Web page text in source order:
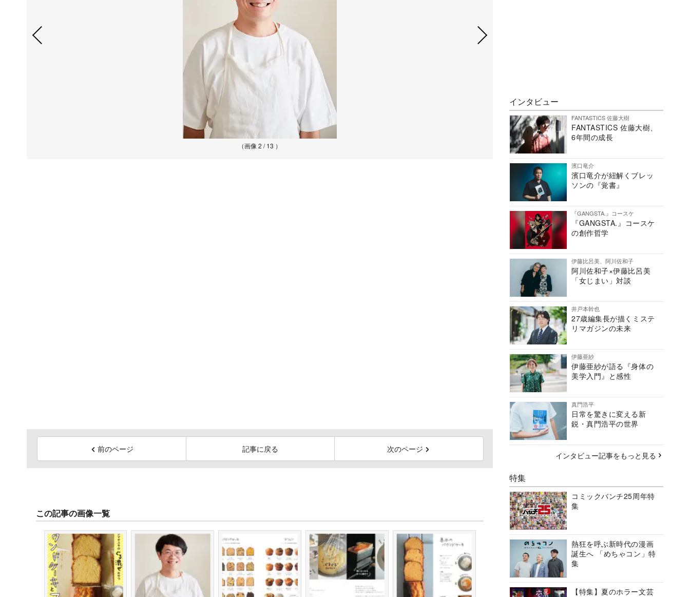
（画像 2 / 13 ）
前のページ 記事に戻る 次のページ
この記事の画像一覧
インタビュー
FANTASTICS 佐藤大樹
FANTASTICS 佐藤大樹、
6年間の成長
濱口竜介
濱口竜介が紐解くブレッ
ソンの『覚書』
『GANGSTA.』コースケ
『GANGSTA.』コースケ
の創作哲学
伊藤比呂美、阿川佐和子
阿川佐和子×伊藤比呂美
「女じまい」対談
井戸本幹也
27歳編集長が描くミステ
リマガジンの未来
伊藤亜紗
伊藤亜紗が語る『身体の
美学入門』と感性
真門浩平
日常を驚きに変える新
鋭・真門浩平の世界
インタビュー記事をもっと見る
特集
コミックバンチ25周年特
集
熱狂を呼ぶ新時代の漫画
誕生へ 「めちゃコン」特
集
【特集】夏のホラー文芸